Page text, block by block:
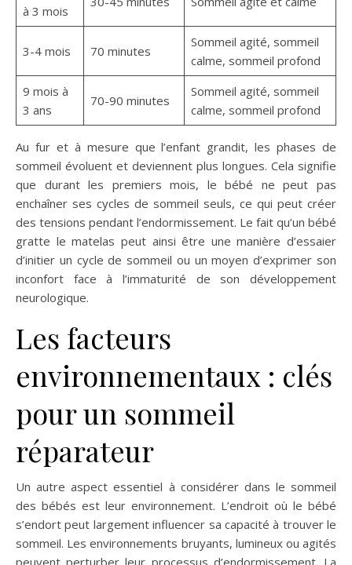
à 3 mois
3-4 mois 70 minutes
Sommeil agité, sommeil
calme, sommeil profond
9 mois à
3 ans
70-90 minutes
Sommeil agité, sommeil
calme, sommeil profond
Au fur et à mesure que l’enfant grandit, les phases de
sommeil évoluent et deviennent plus longues. Cela signifie
que durant les premiers mois, le bébé ne peut pas
enchaîner ses cycles de sommeil seuls, ce qui peut créer
des tensions pendant l’endormissement. Le fait qu’un bébé
gratte le matelas peut ainsi être une manière d’essaier
d’initier un cycle de sommeil ou un moyen d’exprimer son
inconfort face à l’immaturité de son développement
neurologique.
Les facteurs
environnementaux : clés
pour un sommeil
réparateur
Un autre aspect essentiel à considérer dans le sommeil
des bébés est leur environnement. L’endroit où le bébé
s’endort peut largement influencer sa capacité à trouver le
sommeil. Les environnements bruyants, lumineux ou agités